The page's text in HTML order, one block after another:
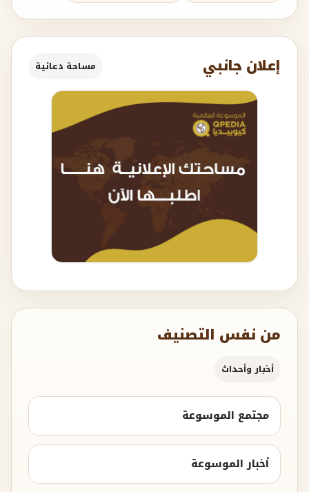
إعلان جانبي مساحة دعائية
من نفس التصنيف
أخبار وأحداث
مجتمع الموسوعة
أخبار الموسوعة